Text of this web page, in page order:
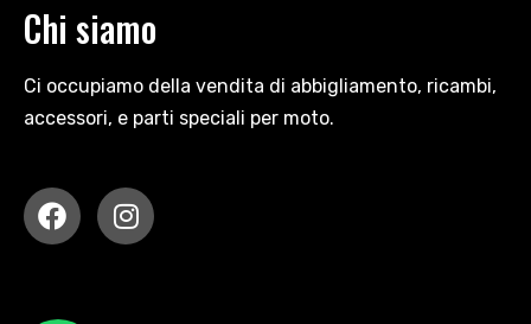
Chi siamo
Ci occupiamo della vendita di abbigliamento, ricambi,
accessori, e parti speciali per moto.